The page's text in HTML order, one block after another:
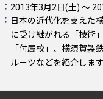
： 2013年3月2日(土) ～
： 日本の近代化を支えた
に受け継がれる「技術
「付属校」、横須賀製
ルーツなどを紹介しま
の建設資料 高度な技術